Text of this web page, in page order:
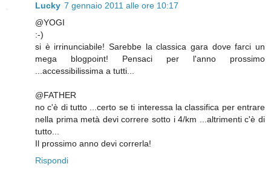
Lucky 7 gennaio 2011 alle ore 10:17
@YOGI
:-)
si è irrinunciabile! Sarebbe la classica gara dove farci un
mega blogpoint! Pensaci per l'anno prossimo
...accessibilissima a tutti...
@FATHER
no c'è di tutto ...certo se ti interessa la classifica per entrare
nella prima metà devi correre sotto i 4/km ...altrimenti c'è di
tutto...
Il prossimo anno devi correrla!
Rispondi